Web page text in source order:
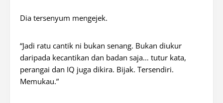
Dia tersenyum mengejek.
“Jadi ratu cantik ni bukan senang. Bukan diukur
daripada kecantikan dan badan saja… tutur kata,
perangai dan IQ juga dikira. Bijak. Tersendiri.
Memukau.”